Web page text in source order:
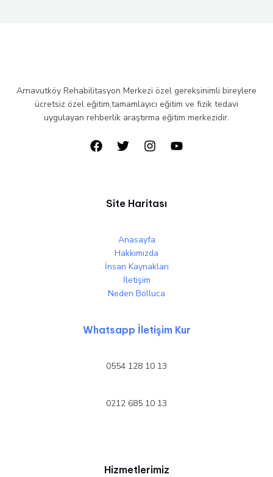
Arnavutköy Rehabilitasyon Merkezi özel gereksinimli bireylere
ücretsiz özel eğitim,tamamlayıcı eğitim ve fizik tedavi
uygulayan rehberlik araştırma eğitim merkezidir.
Site Haritası
Anasayfa
Hakkımızda
İnsan Kaynakları
İletişim
Neden Bolluca
Whatsapp İletişim Kur
0554 128 10 13
0212 685 10 13
Hizmetlerimiz